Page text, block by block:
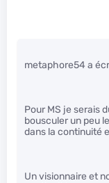
metaphore54 a
Pour MS je serais
bousculer un peu
dans la continuité
Un visionnaire et